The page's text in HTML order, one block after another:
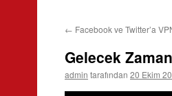
← Facebook ve Twitter’a
Gelecek
admin tarafından 20 Ekim